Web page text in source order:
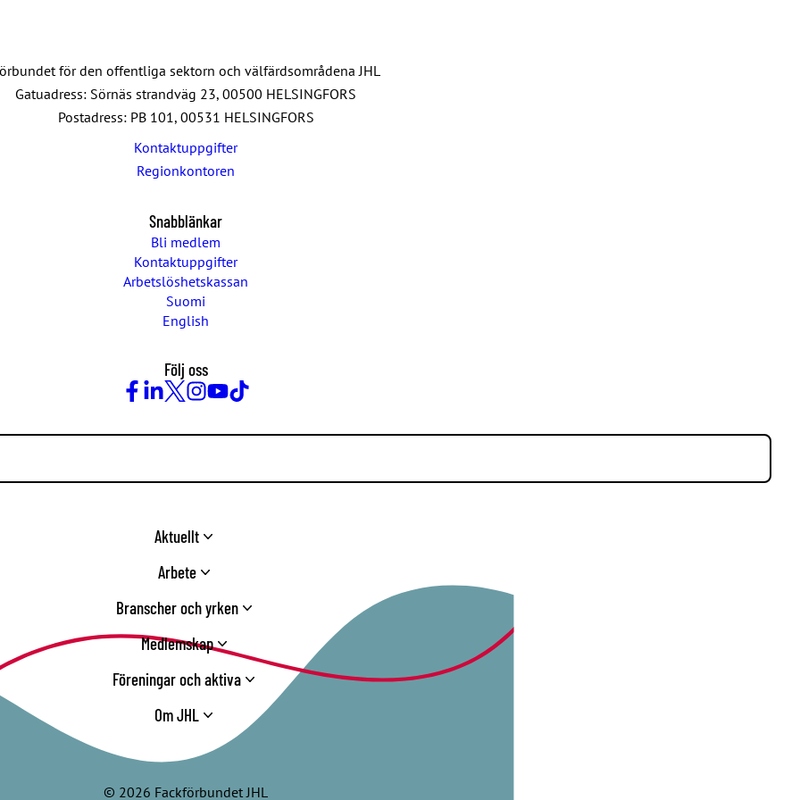
för den offentliga sektorn och välfärdsområdena JHL
Gatuadress: Sörnäs strandväg 23, 00500 HELSINGFORS
Postadress: PB 101, 00531 HELSINGFORS
Kontaktuppgifter
Regionkontoren
Snabblänkar
Bli medlem
Kontaktuppgifter
Arbetslöshetskassan
Suomi
English
Följ oss
Aktuellt
Arbete
Branscher och yrken
Medlemskap
Föreningar och aktiva
Om JHL
© 2026 Fackförbundet JHL